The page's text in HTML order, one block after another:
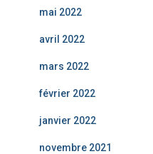
mai 2022
avril 2022
mars 2022
février 2022
janvier 2022
novembre 2021